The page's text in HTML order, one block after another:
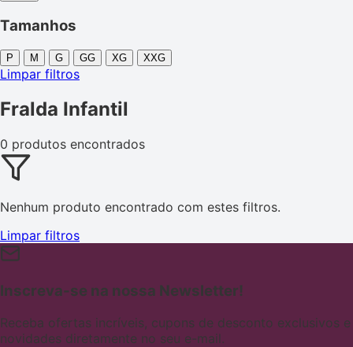
Tamanhos
P M G GG XG XXG
Limpar filtros
Fralda Infantil
0 produtos encontrados
Nenhum produto encontrado com estes filtros.
Limpar filtros
Inscreva-se na nossa Newsletter!
Receba ofertas incríveis, cupons de desconto exclusivos e
novidades diretamente no seu e-mail.